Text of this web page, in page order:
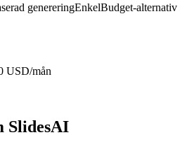
genereringEnkelBudget-alternativ
USD/mån
SlidesAI